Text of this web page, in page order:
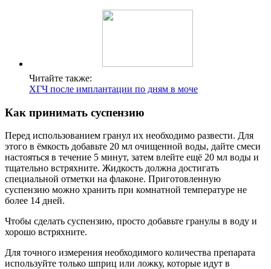
Читайте также:
ХГЧ после имплантации по дням в моче
Как принимать суспензию
Перед использованием гранул их необходимо развести. Для
этого в ёмкость добавьте 20 мл очищенной воды, дайте смеси
настояться в течение 5 минут, затем влейте ещё 20 мл воды и
тщательно встряхните. Жидкость должна достигать
специальной отметки на флаконе. Приготовленную
суспензию можно хранить при комнатной температуре не
более 14 дней.
Чтобы сделать суспензию, просто добавьте гранулы в воду и
хорошо встряхните.
Для точного измерения необходимого количества препарата
используйте только шприц или ложку, которые идут в